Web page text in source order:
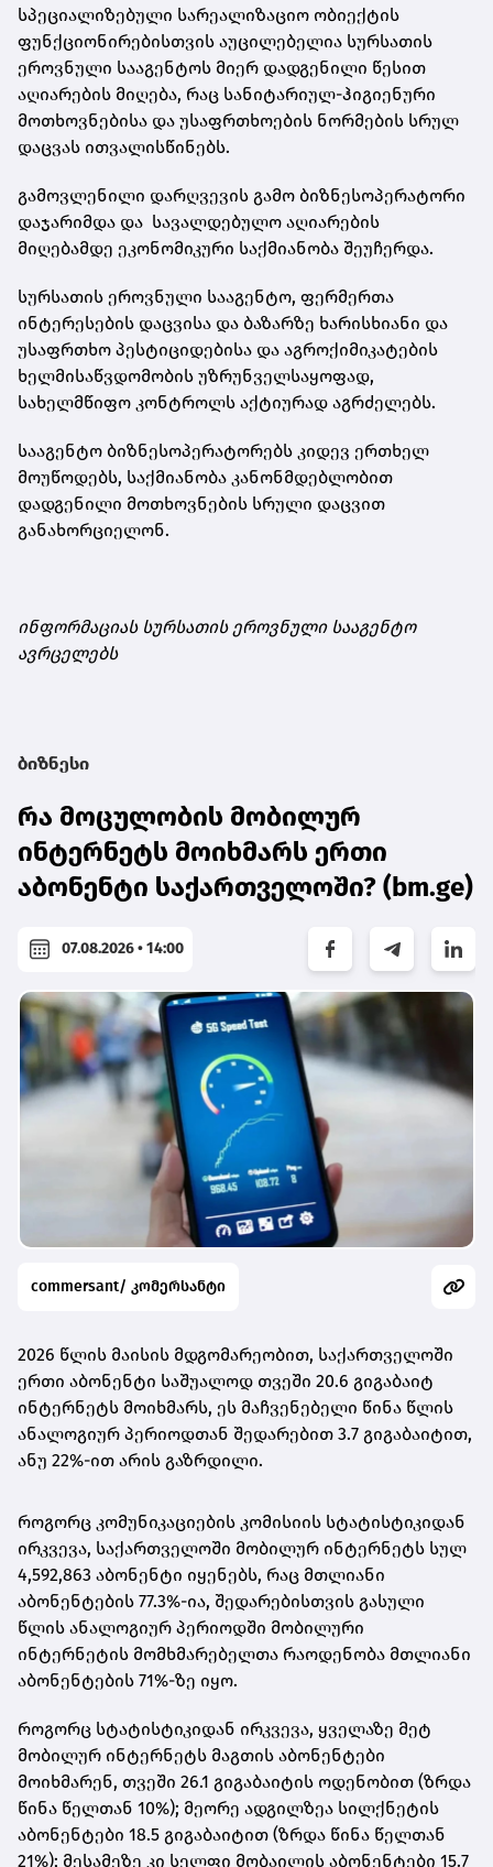
სპეციალიზებული სარეალიზაციო ობიექტის
ფუნქციონირებისთვის აუცილებელია სურსათის
ეროვნული სააგენტოს მიერ დადგენილი წესით
აღიარების მიღება, რაც სანიტარიულ-ჰიგიენური
მოთხოვნებისა და უსაფრთხოების ნორმების სრულ
დაცვას ითვალისწინებს.
გამოვლენილი დარღვევის გამო ბიზნესოპერატორი
დაჯარიმდა და სავალდებულო აღიარების
მიღებამდე ეკონომიკური საქმიანობა შეუჩერდა.
სურსათის ეროვნული სააგენტო, ფერმერთა
ინტერესების დაცვისა და ბაზარზე ხარისხიანი და
უსაფრთხო პესტიციდებისა და აგროქიმიკატების
ხელმისაწვდომობის უზრუნველსაყოფად,
სახელმწიფო კონტროლს აქტიურად აგრძელებს.
სააგენტო ბიზნესოპერატორებს კიდევ ერთხელ
მოუწოდებს, საქმიანობა კანონმდებლობით
დადგენილი მოთხოვნების სრული დაცვით
განახორციელონ.
ინფორმაციას სურსათის ეროვნული სააგენტო
ავრცელებს
ბიზნესი
რა მოცულობის მობილურ
ინტერნეტს მოიხმარს ერთი
აბონენტი საქართველოში? (bm.ge)
07.08.2026 • 14:00
commersant/ კომერსანტი
2026 წლის მაისის მდგომარეობით, საქართველოში
ერთი აბონენტი საშუალოდ თვეში 20.6 გიგაბაიტ
ინტერნეტს მოიხმარს, ეს მაჩვენებელი წინა წლის
ანალოგიურ პერიოდთან შედარებით 3.7 გიგაბაიტით,
ანუ 22%-ით არის გაზრდილი.
როგორც კომუნიკაციების კომისიის სტატისტიკიდან
ირკვევა, საქართველოში მობილურ ინტერნეტს სულ
4,592,863 აბონენტი იყენებს, რაც მთლიანი
აბონენტების 77.3%-ია, შედარებისთვის გასული
წლის ანალოგიურ პერიოდში მობილური
ინტერნეტის მომხმარებელთა რაოდენობა მთლიანი
აბონენტების 71%-ზე იყო.
როგორც სტატისტიკიდან ირკვევა, ყველაზე მეტ
მობილურ ინტერნეტს მაგთის აბონენტები
მოიხმარენ, თვეში 26.1 გიგაბაიტის ოდენობით (ზრდა
წინა წელთან 10%); მეორე ადგილზეა სილქნეტის
აბონენტები 18.5 გიგაბაიტით (ზრდა წინა წელთან
21%); მესამეზე კი სელფი მობაილის აბონენტები 15.7